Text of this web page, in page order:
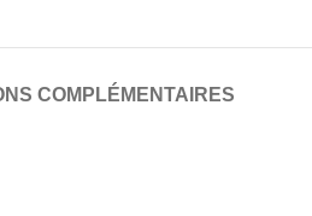
COMPLÉMENTAIRES